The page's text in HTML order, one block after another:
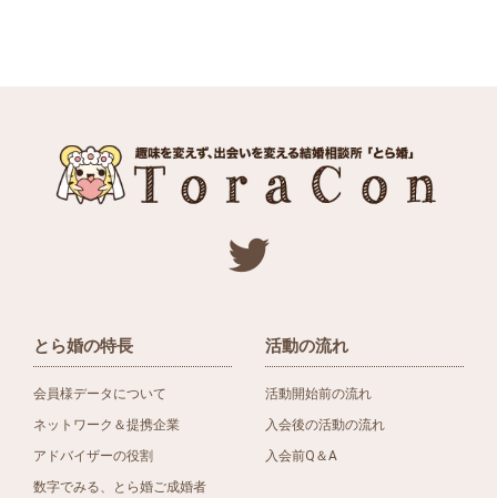
とら婚の特長
会員様データについて
ネットワーク＆提携企業
アドバイザーの役割
数字でみる、とら婚ご成婚者
活動の流れ
活動開始前の流れ
入会後の活動の流れ
入会前Q＆A